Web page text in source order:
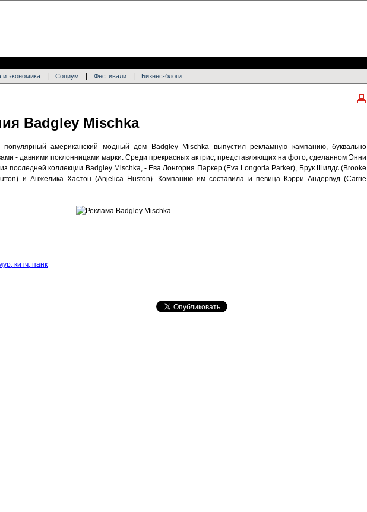
и экономика Социум Фестивали Бизнес-блоги
Badgley Mischka
популярный американский модный дом Badgley Mischka выпустил рекламную кампанию, буквально
- давними поклонницами марки. Среди прекрасных актрис, представляющих на фото, сделанном Энни
последней коллекции Badgley Mischka, - Ева Лонгория Паркер (Eva Longoria Parker), Брук Шилдс (Brooke
и Анжелика Хастон (Anjelica Huston). Компанию им составила и певица Кэрри Андервуд (Carrie
китч, панк